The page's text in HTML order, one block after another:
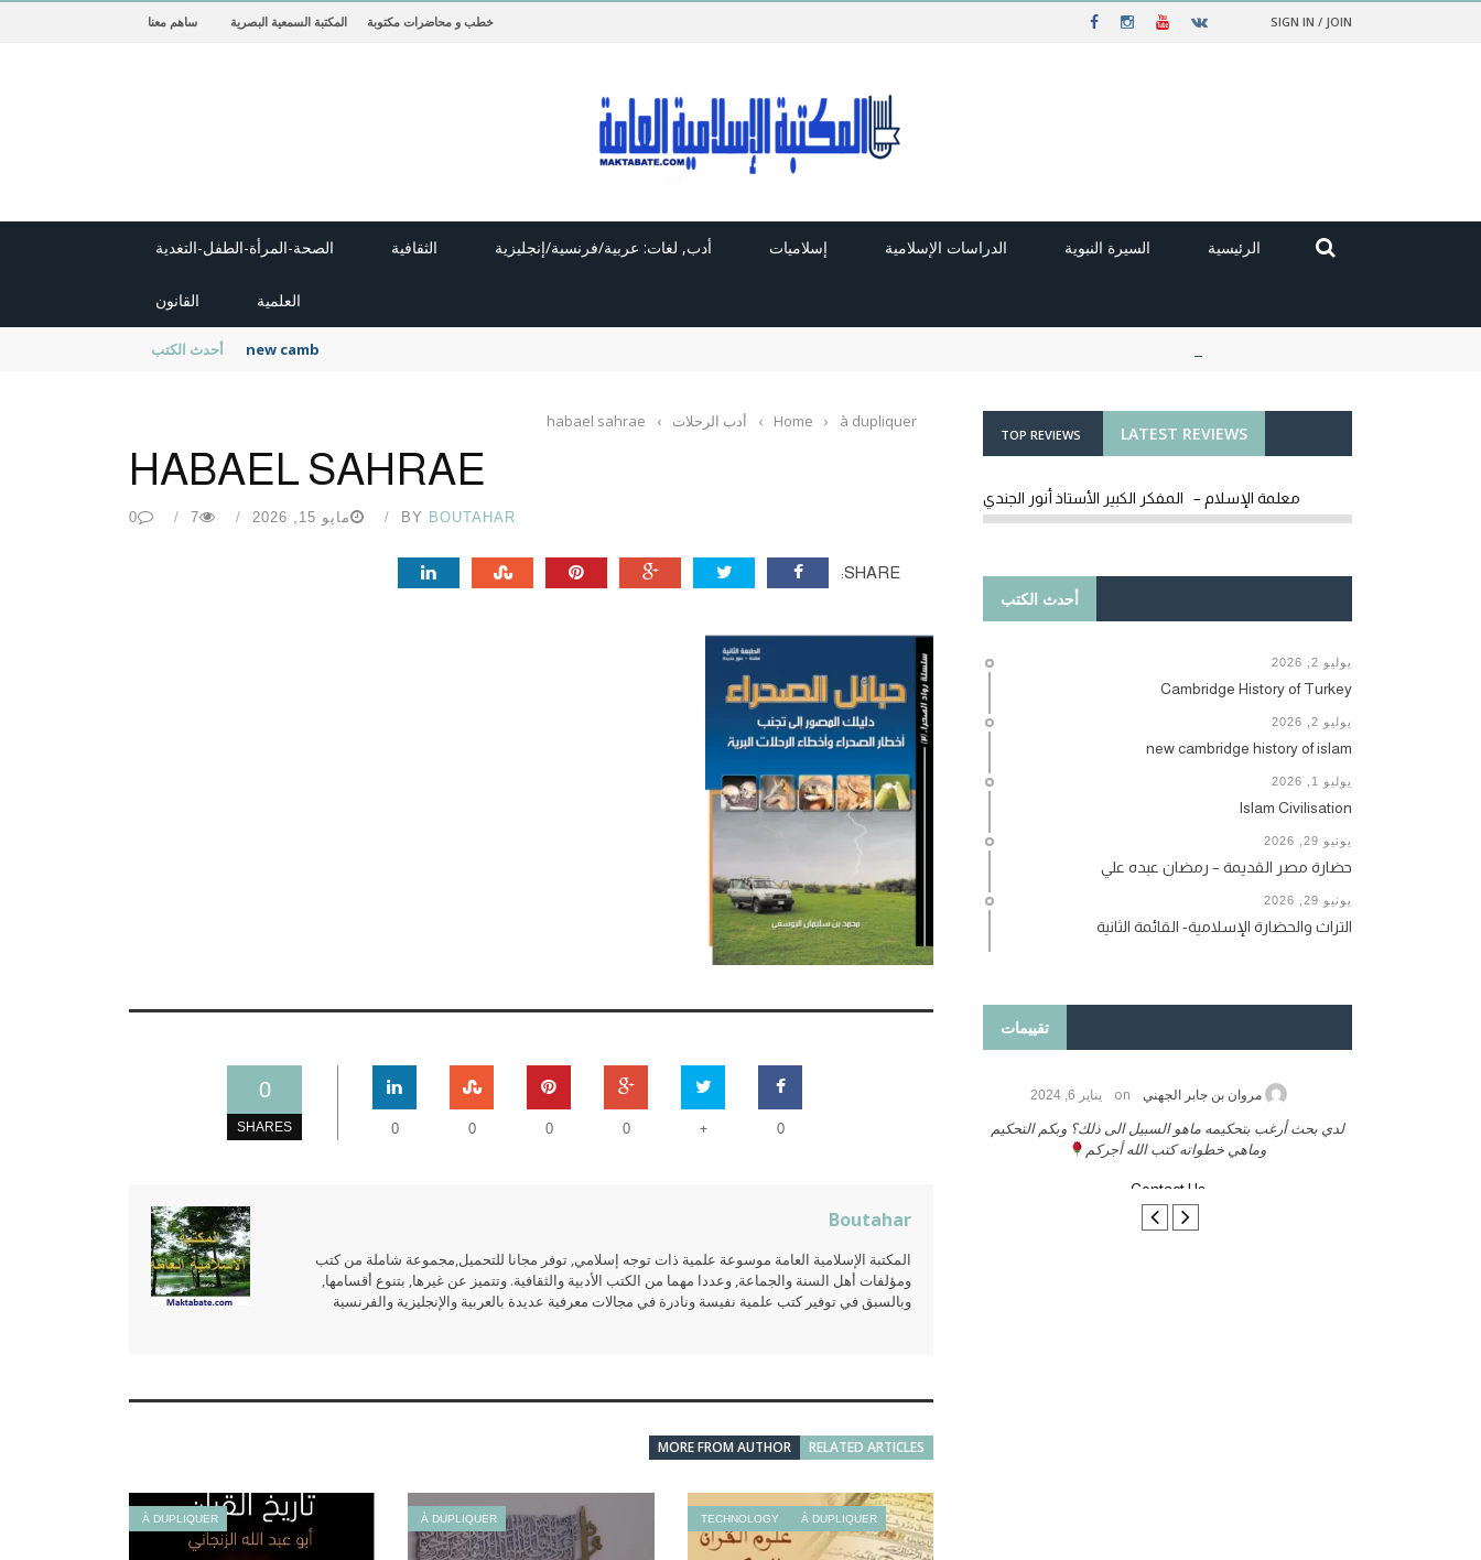
SIGN IN / JOIN خطب و محاضرات مكتوبة المكتبة السمعية البصرية ساهم معنا
الرئيسية السيرة النبوية الدراسات الإسلامية إسلاميات أدب, لغات: عربية/فرنسية/إنجليزية الثقافية الصحة-المرأة-الطفل-التغدية
العلمية القانون
أحدث الكتب new cambridge history of islam
Home › à dupliquer
› أدب الرحلات ›
habael sahrae
HABAEL SAHRAE
BY BOUTAHAR مايو 15, 2026 7
0
SHARE:
0
SHARES 0
+
0
0
0
0
Boutahar
المكتبة الإسلامية العامة موسوعة علمية ذات توجه إسلامي, توفر مجانا للتحميل,مجموعة شاملة من كتب
ومؤلفات أهل السنة والجماعة, وعددا مهما من الكتب الأدبية والثقافية. وتتميز عن غيرها, بتنوع أقسامها,
وبالسبق في توفير كتب علمية نفيسة ونادرة في مجالات معرفية عديدة بالعربية والإنجليزية والفرنسية
RELATED ARTICLES
MORE FROM AUTHOR
À DUPLIQUER À DUPLIQUER À DUPLIQUER
TECHNOLOGY
LATEST REVIEWS
TOP REVIEWS
معلمة الإسلام – المفكر الكبير الأستاذ أنور الجندي
أحدث الكتب
يوليو 2, 2026
Cambridge History of Turkey
يوليو 2, 2026
new cambridge history of islam
يوليو 1, 2026
Islam Civilisation
يونيو 29, 2026
حضارة مصر القديمة – رمضان عبده علي
يونيو 29, 2026
التراث والحضارة الإسلامية- القائمة الثانية
تقييمات
مروان بن جابر الجهني on يناير 6, 2024
لدي بحث أرغب بتحكيمه ماهو السبيل الى ذلك؟ وبكم التحكيم
وماهي خطواته كتب الله أجركم
Contact Us